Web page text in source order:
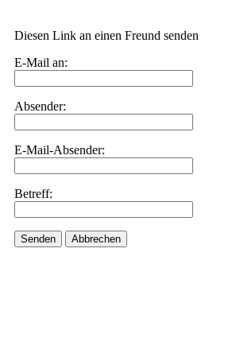
Diesen Link an einen Freund senden
E-Mail an:
Absender:
E-Mail-Absender:
Betreff:
Senden Abbrechen